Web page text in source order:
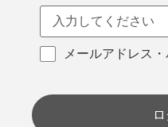
メールアドレス